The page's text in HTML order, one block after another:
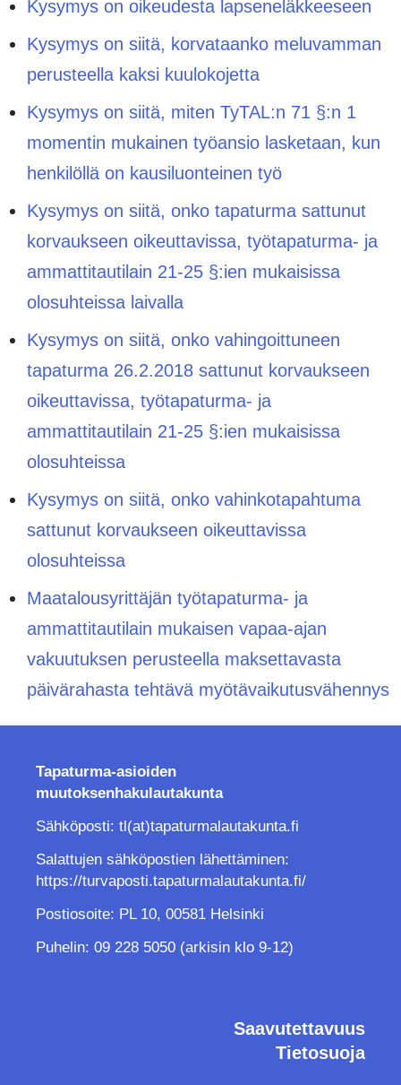
Kysymys on oikeudesta lapseneläkkeeseen
Kysymys on siitä, korvataanko meluvamman
perusteella kaksi kuulokojetta
Kysymys on siitä, miten TyTAL:n 71 §:n 1
momentin mukainen työansio lasketaan, kun
henkilöllä on kausiluonteinen työ
Kysymys on siitä, onko tapaturma sattunut
korvaukseen oikeuttavissa, työtapaturma- ja
ammattitautilain 21-25 §:ien mukaisissa
olosuhteissa laivalla
Kysymys on siitä, onko vahingoittuneen
tapaturma 26.2.2018 sattunut korvaukseen
oikeuttavissa, työtapaturma- ja
ammattitautilain 21-25 §:ien mukaisissa
olosuhteissa
Kysymys on siitä, onko vahinkotapahtuma
sattunut korvaukseen oikeuttavissa
olosuhteissa
Maatalousyrittäjän työtapaturma- ja
ammattitautilain mukaisen vapaa-ajan
vakuutuksen perusteella maksettavasta
päivärahasta tehtävä myötävaikutusvähennys
Tapaturma-asioiden
muutoksenhakulautakunta
Sähköposti: tl(at)tapaturmalautakunta.fi
Salattujen sähköpostien lähettäminen:
https://turvaposti.tapaturmalautakunta.fi/
Postiosoite: PL 10, 00581 Helsinki
Puhelin: 09 228 5050 (arkisin klo 9-12)
Saavutettavuus
Tietosuoja